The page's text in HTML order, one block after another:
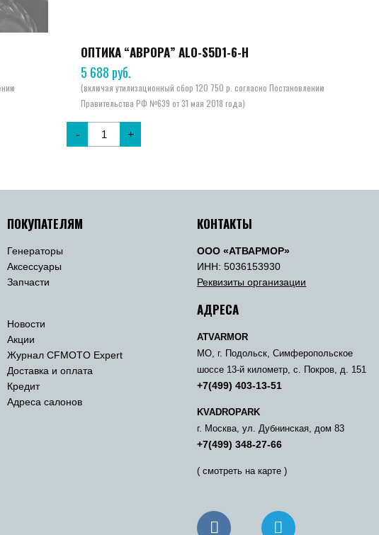
ОПТИКА “АВРОРА” ALO-S5D1-6-H
5 688 руб.
- +
ПОКУПАТЕЛЯМ
Генераторы
Аксессуары
Запчасти
Новости
Акции
Журнал CFMOTO Expert
Доставка и оплата
Кредит
Адреса салонов
КОНТАКТЫ
ООО «АТВАРМОР»
ИНН: 5036153930
Реквизиты организации
АДРЕСА
ATVARMOR
МО, г. Подольск, Симферопольское
шоссе 13-й километр, с. Покров, д. 151
+7(499) 403-13-51
KVADROPARK
г. Москва, ул. Дубнинская, дом 83
+7(499) 348-27-66
( смотреть на карте )